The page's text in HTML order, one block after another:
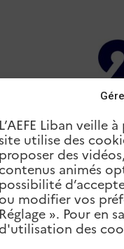
L’AEFE Liban veille
site utilise des
proposer des
contenus animés
possibilité
ou modifier vos
Réglage ». Pour en
d'utilisation des